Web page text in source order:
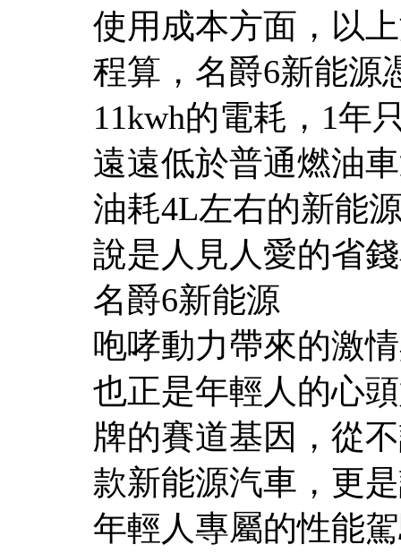
使用成本方面，以
程算，名爵6新能源
11kwh的電耗，1年
遠遠低於普通燃油
油耗4L左右的新能
說是人見人愛的省
名爵6新能源
咆哮動力帶來的激
也正是年輕人的心
牌的賽道基因，從
款新能源汽車，更
年輕人專屬的性能